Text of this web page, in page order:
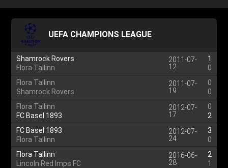
UEFA CHAMPIONS LEAGUE
Shamrock Rovers
Flora Tallinn
2011-07-
12
1
0
Flora Tallinn
Shamrock Rovers
2011-07-
19
0
0
Flora Tallinn
FC Basel 1893
2012-07-
17
0
2
FC Basel 1893
Flora Tallinn
2012-07-
24
3
0
Flora Tallinn
Lincoln Red Imps FC
2016-06-
28
2
1